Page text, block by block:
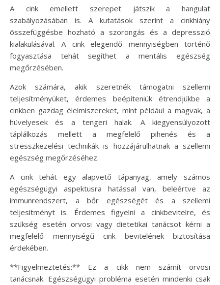
A cink emellett szerepet játszik a hangulat
szabályozásában is. A kutatások szerint a cinkhiány
összefüggésbe hozható a szorongás és a depresszió
kialakulásával. A cink elegendő mennyiségben történő
fogyasztása tehát segíthet a mentális egészség
megőrzésében.
Azok számára, akik szeretnék támogatni szellemi
teljesítményüket, érdemes beépíteniük étrendjükbe a
cinkben gazdag élelmiszereket, mint például a magvak, a
hüvelyesek és a tengeri halak. A kiegyensúlyozott
táplálkozás mellett a megfelelő pihenés és a
stresszkezelési technikák is hozzájárulhatnak a szellemi
egészség megőrzéséhez.
A cink tehát egy alapvető tápanyag, amely számos
egészségügyi aspektusra hatással van, beleértve az
immunrendszert, a bőr egészségét és a szellemi
teljesítményt is. Érdemes figyelni a cinkbevitelre, és
szükség esetén orvosi vagy dietetikai tanácsot kérni a
megfelelő mennyiségű cink bevitelének biztosítása
érdekében.
**Figyelmeztetés:** Ez a cikk nem számít orvosi
tanácsnak. Egészségügyi probléma esetén mindenki csak